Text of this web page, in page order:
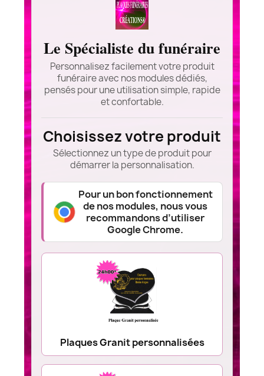
Le Spécialiste du funéraire
Personnalisez facilement votre produit
funéraire avec nos modules dédiés,
pensés pour une utilisation simple, rapide
et confortable.
Choisissez votre produit
Sélectionnez un type de produit pour
démarrer la personnalisation.
Pour un bon fonctionnement
de nos modules, nous vous
recommandons d’utiliser
Google Chrome.
Plaques Granit personnalisées